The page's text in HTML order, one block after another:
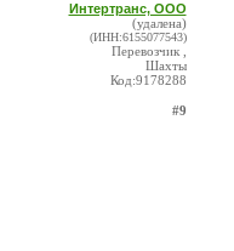
Интертранс, ООО
(удалена)
(ИНН:6155077543)
Перевозчик ,
Шахты
Код:9178288
#9